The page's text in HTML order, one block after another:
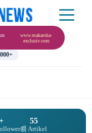
www.makarska-
exclusiv.com
55
📰 Artikel